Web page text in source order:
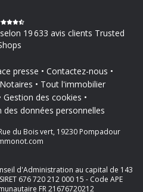
19 633 avis clients Trusted
presse
Contactez-nous
Tout l'immobilier
Gestion des cookies
données personnelles
du Bois vert, 19230 Pompadour
d'Administration au capital de 143
676 720 212 000 15 - Code APE
FR 21676720212